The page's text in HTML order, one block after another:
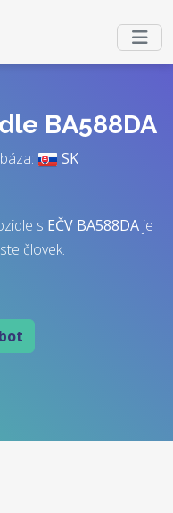
BA588DA
SK
s EČV BA588DAje
človek.